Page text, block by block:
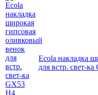
Ecola накладка
для встр. свет-